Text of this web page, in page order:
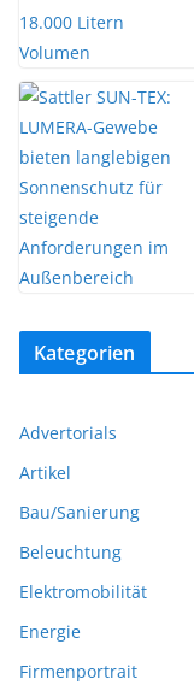
Kategorien
Advertorials
Artikel
Bau/Sanierung
Beleuchtung
Elektromobilität
Energie
Firmenportrait